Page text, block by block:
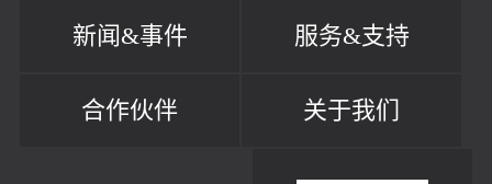
新闻&事件 服务&支持
合作伙伴 关于我们